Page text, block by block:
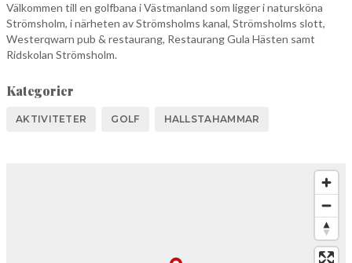
Välkommen till en golfbana i Västmanland som ligger i natursköna
Strömsholm, i närheten av Strömsholms kanal, Strömsholms slott,
Westerqwarn pub & restaurang, Restaurang Gula Hästen samt
Ridskolan Strömsholm.
Kategorier
AKTIVITETER GOLF HALLSTAHAMMAR